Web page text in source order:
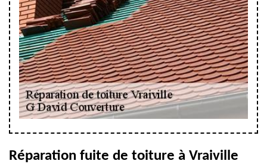
Réparation fuite de toiture à Vraiville